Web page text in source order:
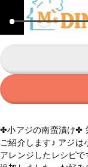
✤小アジの南蛮漬け✤
ご紹介します♪ アジは
アレンジしたレシピ